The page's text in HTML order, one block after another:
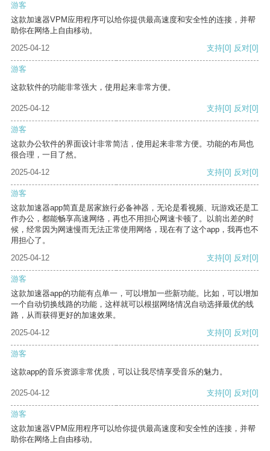
游客
这款加速器VPM应用程序可以给你提供最高速度和安全性的连接，并帮
助你在网络上自由移动。
2025-04-12
支持[0] 反对[0]
游客
这款软件的功能非常强大，使用起来非常方便。
2025-04-12 支持[0] 反对[0]
游客
这款办公软件的界面设计非常简洁，使用起来非常方便。功能的布局也
很合理，一目了然。
2025-04-12
支持[0] 反对[0]
游客
这款加速器app简直是居家旅行必备神器，无论是看视频、玩游戏还是工
作办公，都能畅享高速网络，再也不用担心网速卡顿了。以前出差的时
候，经常因为网速慢而无法正常使用网络，现在有了这个app，我再也不
用担心了。
2025-04-12
支持[0] 反对[0]
游客
这款加速器app的功能有点单一，可以增加一些新功能。比如，可以增加
一个自动切换线路的功能，这样就可以根据网络情况自动选择最优的线
路，从而获得更好的加速效果。
2025-04-12
支持[0] 反对[0]
游客
这款app的音乐资源非常优质，可以让我尽情享受音乐的魅力。
2025-04-12 支持[0] 反对[0]
游客
这款加速器VPM应用程序可以给你提供最高速度和安全性的连接，并帮
助你在网络上自由移动。